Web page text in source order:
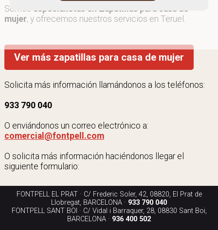
Somos especialistas en Zapatillas para casa de
mujer, y ofrecemos nuestros servicios en Teruel.
Ver más zapatillas para casa de mujer
Solicita más información llamándonos a los teléfonos:
933 790 040
O enviándonos un correo electrónico a:
comercial@fontpell.com
O solicita más información haciéndonos llegar el
siguiente formulario:
FONTPELL EL PRAT · C/ Frederic Soler, 42, 08820, El Prat de
Llobregat, BARCELONA · 933 790 040
FONTPELL SANT BOI · C/ Vidal i Barraquer, 28, 08830 Sant Boi,
BARCELONA · 936 400 502